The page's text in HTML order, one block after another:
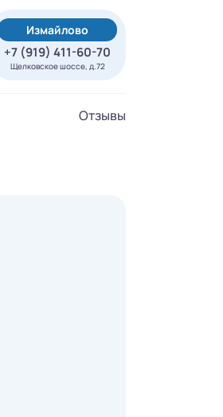
Измайлово
+7 (919) 411-60-70
Щелковское шоссе, д.72
Отзывы